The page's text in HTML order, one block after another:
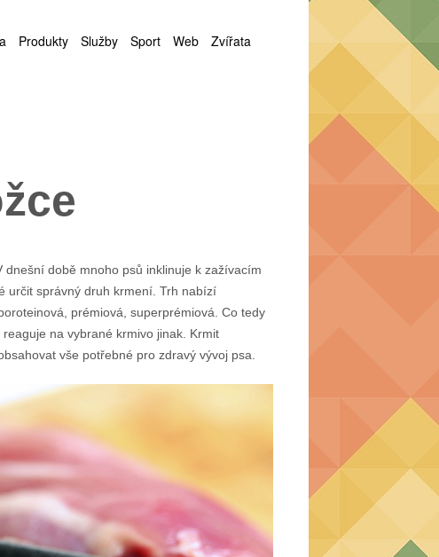
Produkty Služby Sport Web Zvířata
době mnoho psů inklinuje k zažívacím
určit správný druh krmení. Trh nabízí
prémiová, superprémiová. Co tedy
na vybrané krmivo jinak. Krmit
vše potřebné pro zdravý vývoj psa.